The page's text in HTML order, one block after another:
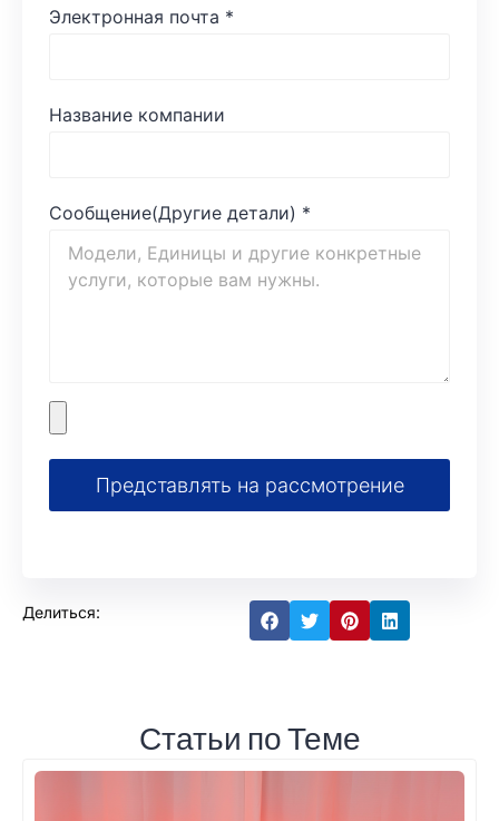
Электронная почта *
Название компании
Сообщение(Другие детали) *
Представлять на рассмотрение
Делиться:
Статьи по Теме